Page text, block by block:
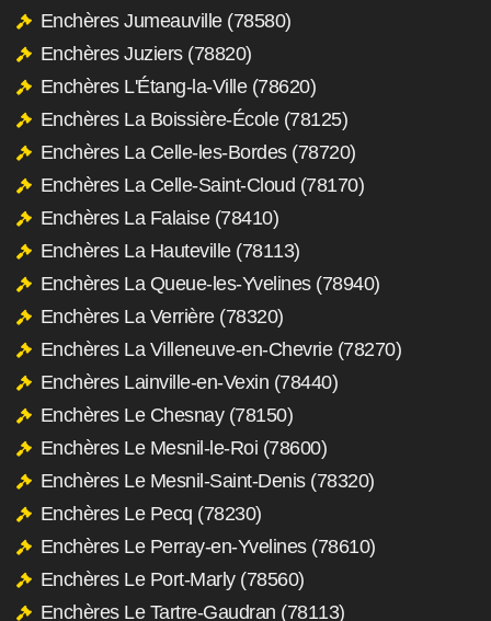
Enchères Jumeauville (78580)
Enchères Juziers (78820)
Enchères L'Étang-la-Ville (78620)
Enchères La Boissière-École (78125)
Enchères La Celle-les-Bordes (78720)
Enchères La Celle-Saint-Cloud (78170)
Enchères La Falaise (78410)
Enchères La Hauteville (78113)
Enchères La Queue-les-Yvelines (78940)
Enchères La Verrière (78320)
Enchères La Villeneuve-en-Chevrie (78270)
Enchères Lainville-en-Vexin (78440)
Enchères Le Chesnay (78150)
Enchères Le Mesnil-le-Roi (78600)
Enchères Le Mesnil-Saint-Denis (78320)
Enchères Le Pecq (78230)
Enchères Le Perray-en-Yvelines (78610)
Enchères Le Port-Marly (78560)
Enchères Le Tartre-Gaudran (78113)